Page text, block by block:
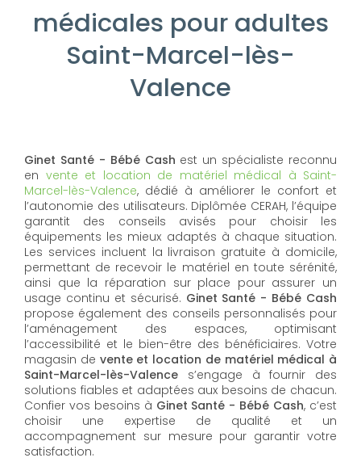
médicales pour adultes
Saint-Marcel-lès-
Valence
Ginet Santé - Bébé Cash est un spécialiste reconnu
en vente et location de matériel médical à Saint-
Marcel-lès-Valence, dédié à améliorer le confort et
l’autonomie des utilisateurs. Diplômée CERAH, l’équipe
garantit des conseils avisés pour choisir les
équipements les mieux adaptés à chaque situation.
Les services incluent la livraison gratuite à domicile,
permettant de recevoir le matériel en toute sérénité,
ainsi que la réparation sur place pour assurer un
usage continu et sécurisé. Ginet Santé - Bébé Cash
propose également des conseils personnalisés pour
l’aménagement des espaces, optimisant
l’accessibilité et le bien-être des bénéficiaires. Votre
magasin de vente et location de matériel médical à
Saint-Marcel-lès-Valence s’engage à fournir des
solutions fiables et adaptées aux besoins de chacun.
Confier vos besoins à Ginet Santé - Bébé Cash, c’est
choisir une expertise de qualité et un
accompagnement sur mesure pour garantir votre
satisfaction.